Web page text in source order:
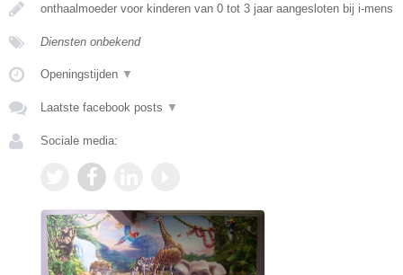
onthaalmoeder voor kinderen van 0 tot 3 jaar aangesloten bij i-mens
Diensten onbekend
Openingstijden ▼
Laatste facebook posts ▼
Sociale media: